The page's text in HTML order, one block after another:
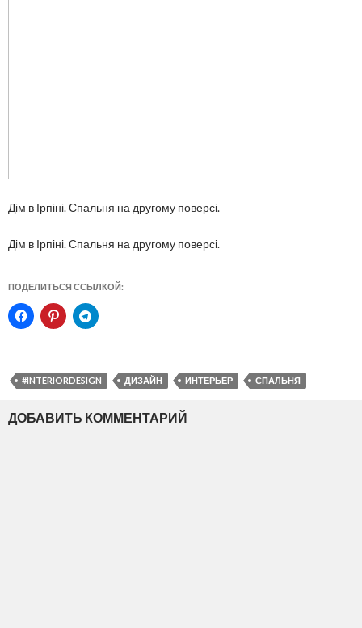
Дім в Ірпіні. Спальня на другому поверсі.
Дім в Ірпіні. Спальня на другому поверсі.
ПОДЕЛИТЬСЯ ССЫЛКОЙ:
#INTERIORDESIGN ДИЗАЙН ИНТЕРЬЕР СПАЛЬНЯ
ДОБАВИТЬ КОММЕНТАРИЙ